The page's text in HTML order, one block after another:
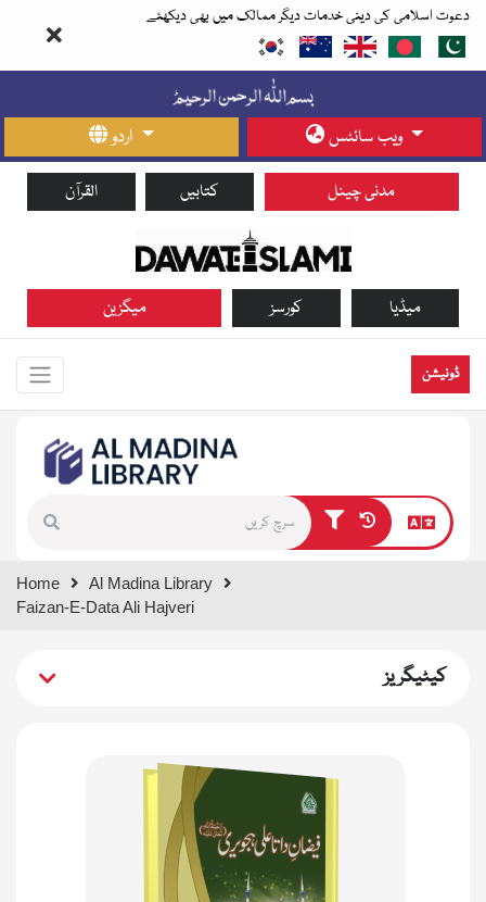
دعوت اسلامی کی دینی خدمات دیگر ممالک میں بھی دیکھئے
اردو ویب سائٹس
القرآن کتابیں مدنی چینل
میگزین کورسز میڈیا
ڈونیشن
results.
Home
Al Madina Library
Faizan-E-Data Ali Hajveri
کیٹیگریز